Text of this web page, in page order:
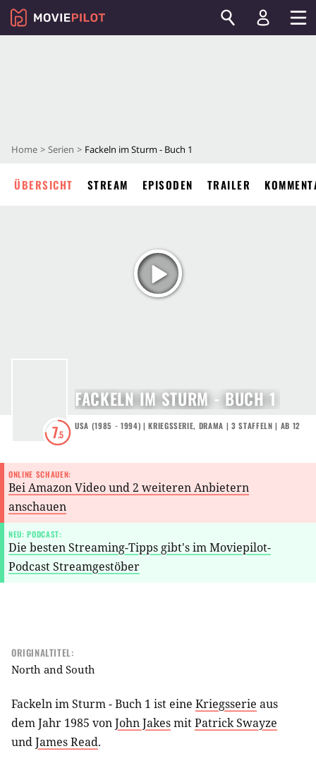
Home Serien Fackeln im Sturm - Buch 1
ÜBERSICHT STREAM EPISODEN TRAILER
7.5
FACKELN IM STURM - BUCH 1
USA (1985 - 1994) |KRIEGSSERIE, DRAMA |3 STAFFELN | AB 12
ONLINE SCHAUEN:
Bei Amazon Video und 2 weiteren Anbietern
anschauen
NEU: PODCAST:
Die besten Streaming-Tipps gibt's im Moviepilot-
Podcast Streamgestöber
ORIGINALTITEL:
North and South
Fackeln im Sturm - Buch 1 ist eine Kriegsserie aus
dem Jahr 1985 vonJohn JakesmitPatrick Swayze
undJames Read.